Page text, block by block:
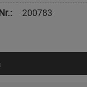
200783